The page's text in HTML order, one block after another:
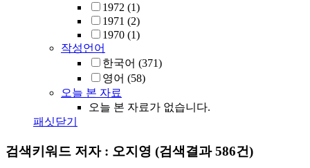
1972 (1)
1971 (2)
1970 (1)
작성언어
한국어 (371)
영어 (58)
오늘 본 자료
오늘 본 자료가 없습니다.
패싯닫기
검색키워드 저자 : 오지영 (검색결과 586건)